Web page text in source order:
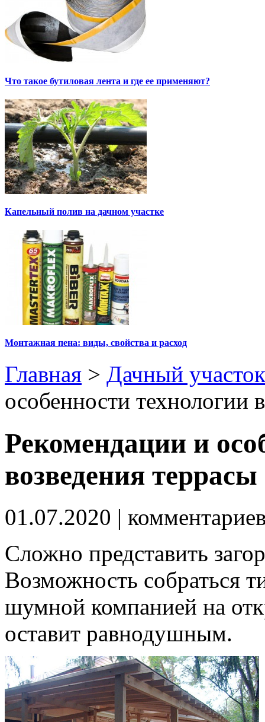
Что такое бутиловая лента и где ее применяют?
Капельный полив на дачном участке
Монтажная пена: виды, свойства и расход
Главная > Дачный участок
особенности технологии
Рекомендации и
возведения террасы
01.07.2020 |
Сложно представить
Возможность собраться
шумной компанией на
оставит равнодушным.